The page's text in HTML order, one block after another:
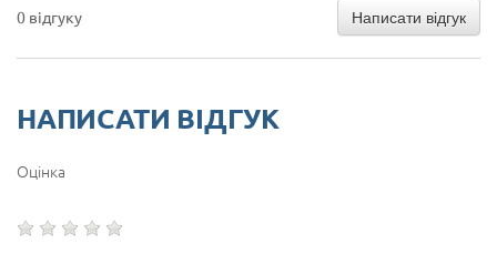
0 відгуку Написати відгук
НАПИСАТИ ВІДГУК
Оцінка